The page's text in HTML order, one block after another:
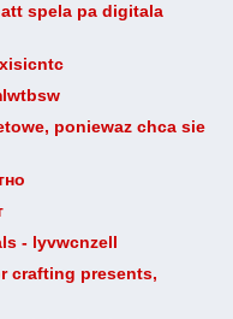
spela pa digitala
poniewaz chca sie
- lyvwcnzell
crafting presents,